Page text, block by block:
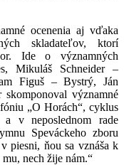
ocenenia aj vďaka
skladateľov, ktorí
Ide o významných
Mikuláš Schneider –
Figuš – Bystrý, Ján
významné
„O Horách“, cyklus
a v neposlednom rade
Speváckeho zboru
piesni, ňou sa vznáša k
nech žije nám.“